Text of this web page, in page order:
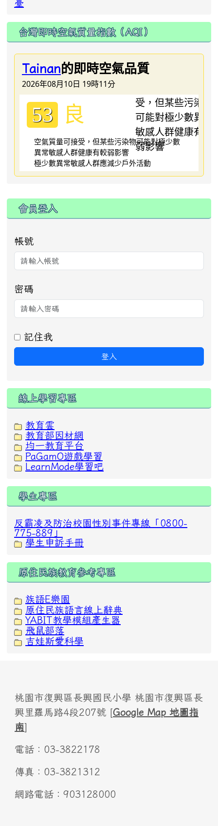
臺
台灣即時空氣質量指數（AQI）
Tainan的即時空氣品質
2026年08月10日 19時11分
53 良
空氣質量可接受，但某些污染物可能對極少數
異常敏感人群健康有較弱影響
極少數異常敏感人群應減少戶外活動
:::
會員登入
帳號
密碼
記住我
登入
線上學習專區
教育雲
教育部因材網
均一教育平台
PaGamO遊戲學習
LearnMode學習吧
學生專區
反霸凌及防治校園性別事件專線「0800-
775-889」
學生申訴手冊
原住民族教育參考專區
族語E樂園
原住民族語言線上辭典
YABIT教學模組產生器
飛鼠部落
吉娃斯愛科學
桃園市復興區長興國民小學 桃園市復興區長
興里羅馬路4段207號 [Google Map 地圖指
南]
電話：03-3822178
傳真：03-3821312
網路電話：903128000